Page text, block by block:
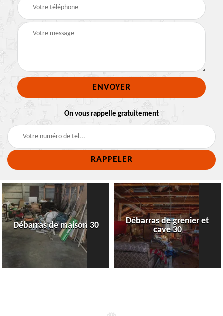
On vous rappelle gratuitement
Débarras de maison 30
Débarras de grenier et
cave 30